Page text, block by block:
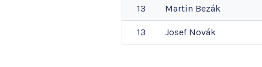
13 Martin Bezák
13 Josef Novák